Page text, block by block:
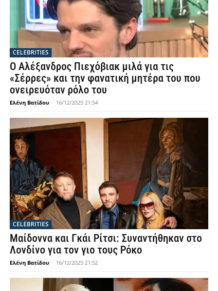
CELEBRITIES
Ο Αλέξανδρος Πιεχόβιακ μιλά για τις
«Σέρρες» και την φανατική μητέρα του που
ονειρευόταν ρόλο του
Ελένη Βατίδου - 16/12/2025 21:54
CELEBRITIES
Μαίδοννα και Γκάι Ρίτσι: Συναντήθηκαν στο
Λονδίνο για τον γιο τους Ρόκο
Ελένη Βατίδου - 16/12/2025 21:52